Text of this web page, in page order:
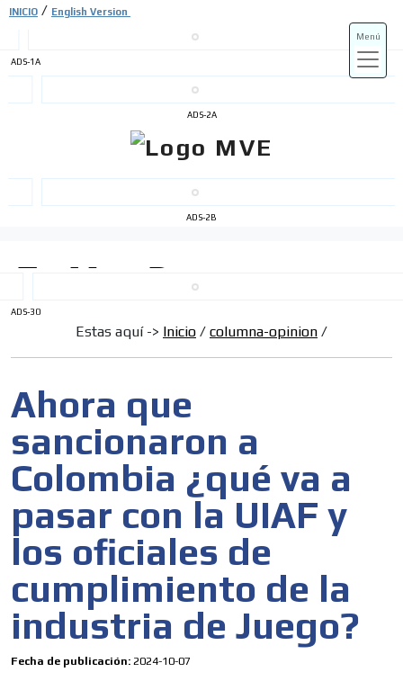
ADS-1A
ADS-2A
ADS-2B
Menú
INICIO / English Version
ADS-30
Estas aquí -> Inicio / columna-opinion /
Ahora que
sancionaron a
Colombia ¿qué va a
pasar con la UIAF y
los oficiales de
cumplimiento de la
industria de Juego?
Fecha de publicación: 2024-10-07